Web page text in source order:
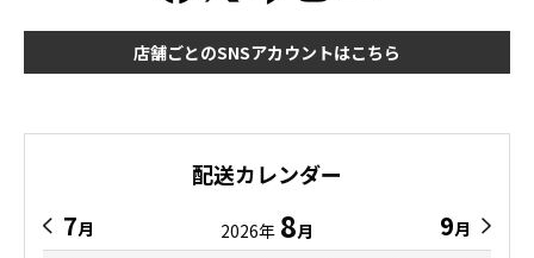
店舗ごとのSNSアカウントはこちら
配送カレンダー
7月 2026年 8月 9月